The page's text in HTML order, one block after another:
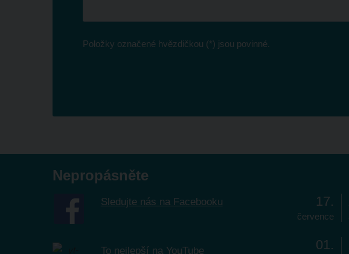
Položky označené hvězdičkou (*) jsou povinné.
Nepropásněte
Sledujte nás na Facebooku
To nejlepší na YouTube
17
července
01